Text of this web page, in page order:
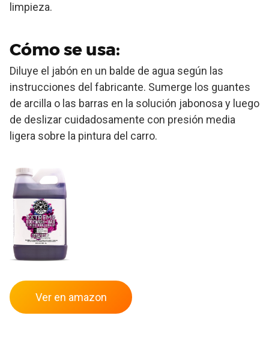
limpieza.
Cómo se usa:
Diluye el jabón en un balde de agua según las
instrucciones del fabricante. Sumerge los guantes
de arcilla o las barras en la solución jabonosa y luego
de deslizar cuidadosamente con presión media
ligera sobre la pintura del carro.
Ver en amazon